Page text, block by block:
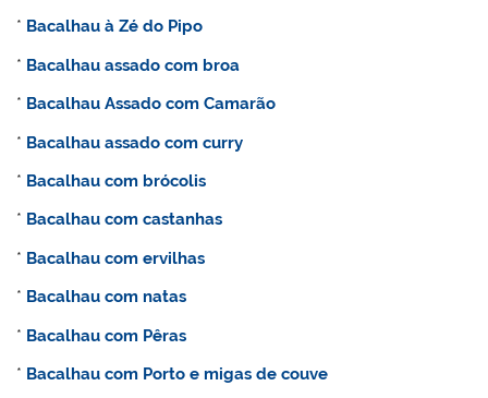
* Bacalhau à Zé do Pipo
* Bacalhau assado com broa
* Bacalhau Assado com Camarão
* Bacalhau assado com curry
* Bacalhau com brócolis
* Bacalhau com castanhas
* Bacalhau com ervilhas
* Bacalhau com natas
* Bacalhau com Pêras
* Bacalhau com Porto e migas de couve